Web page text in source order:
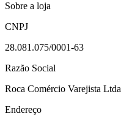
Sobre a loja
CNPJ
28.081.075/0001-63
Razão Social
Roca Comércio Varejista Ltda
Endereço